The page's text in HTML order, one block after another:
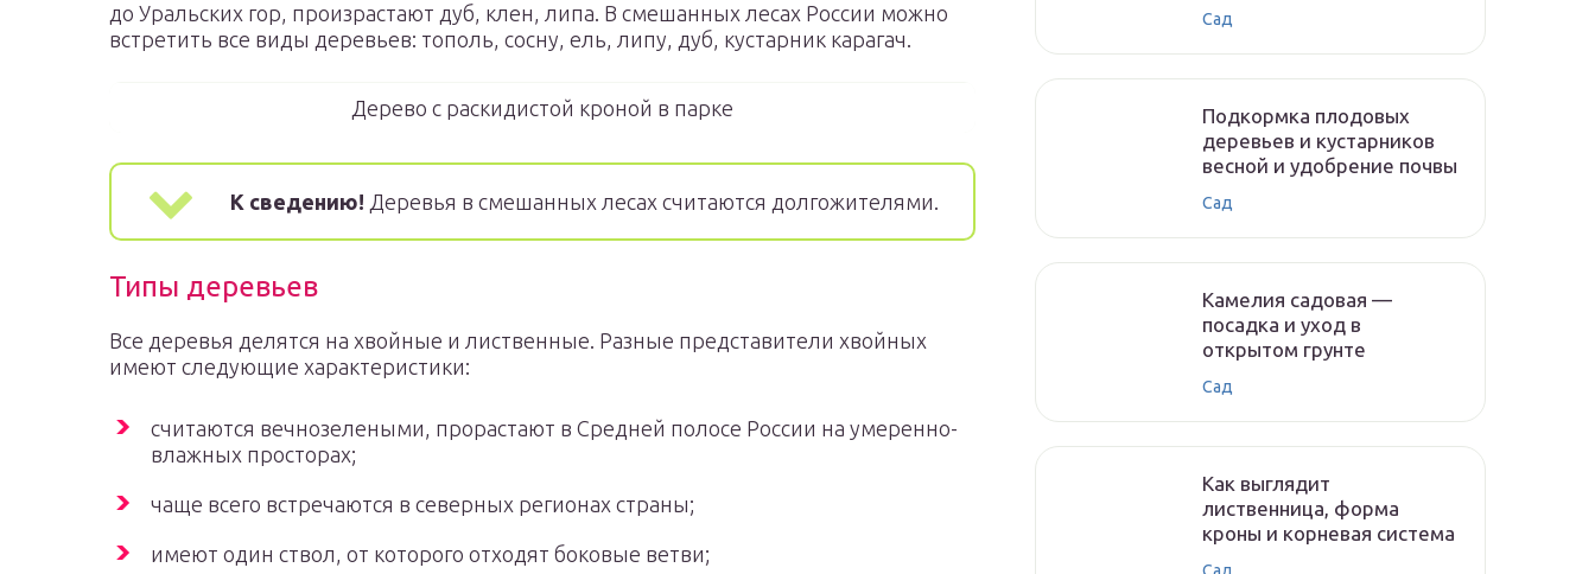
до Уральских гор, произрастают дуб, клен, липа. В смешанных лесах России можно
встретить все виды деревьев: тополь, сосну, ель, липу, дуб, кустарник карагач.
Дерево с раскидистой кроной в парке
К сведению! Деревья в смешанных лесах считаются долгожителями.
Типы деревьев
Все деревья делятся на хвойные и лиственные. Разные представители хвойных
имеют следующие характеристики:
считаются вечнозелеными, прорастают в Средней полосе России на умеренно-
влажных просторах;
чаще всего встречаются в северных регионах страны;
имеют один ствол, от которого отходят боковые ветви;
Сад
Подкормка плодовых
деревьев и кустарников
весной и удобрение почвы
Сад
Камелия садовая —
посадка и уход в
открытом грунте
Сад
Как выглядит
лиственница, форма
кроны и корневая система